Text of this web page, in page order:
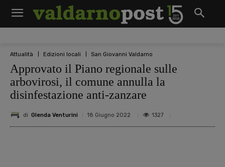
Attualità Edizioni locali San Giovanni Valdarno
Approvato il Piano regionale sulle
arbovirosi, il comune annulla la
disinfestazione anti-zanzare
di Glenda Venturini 18 Giugno 2022 1327